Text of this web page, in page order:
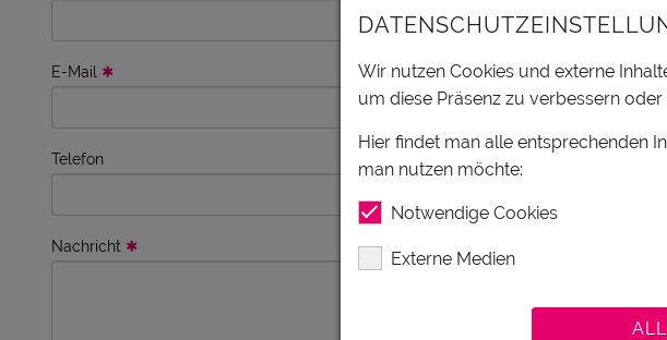
E-Mail
Telefon
Nachricht
Wir nutzen Cookies und externe
um diese Präsenz zu verbessern
Hier findet man alle entsprechenden
man nutzen möchte:
Notwendige Cookies
Externe Medien